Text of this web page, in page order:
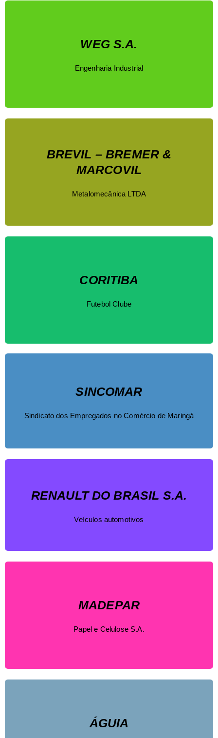
WEG S.A.
Engenharia Industrial
BREVIL – BREMER &
MARCOVIL
Metalomecânica LTDA
CORITIBA
Futebol Clube
SINCOMAR
Sindicato dos Empregados no Comércio de Maringá
RENAULT DO BRASIL S.A.
Veículos automotivos
MADEPAR
Papel e Celulose S.A.
ÁGUIA